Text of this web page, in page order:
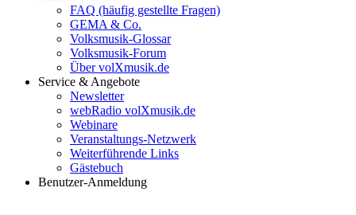
FAQ (häufig gestellte Fragen)
GEMA & Co.
Volksmusik-Glossar
Volksmusik-Forum
Über volXmusik.de
Service & Angebote
Newsletter
webRadio volXmusik.de
Webinare
Veranstaltungs-Netzwerk
Weiterführende Links
Gästebuch
Benutzer-Anmeldung